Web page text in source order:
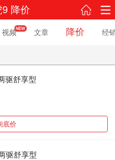
9 降价
视频 文章 降价 经
驱舒享型
底价
驱舒享型